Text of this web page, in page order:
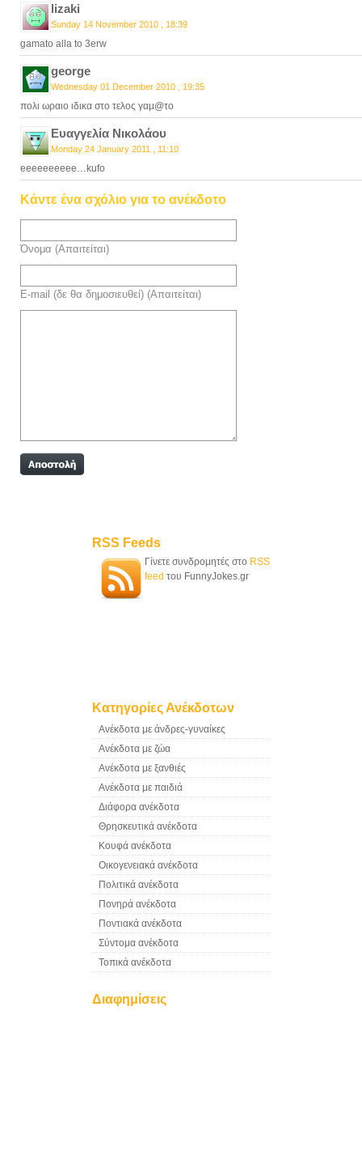
lizaki
Sunday 14 November 2010 , 18:39
gamato alla to 3erw
george
Wednesday 01 December 2010 , 19:35
πολι ωραιο ιδικα στο τελος γαμ@το
Ευαγγελία Νικολάου
Monday 24 January 2011 , 11:10
eeeeeeeeee…kufo
Κάντε ένα σχόλιο για το ανέκδοτο
Όνομα (Απαιτείται)
E-mail (δε θα δημοσιευθεί) (Απαιτείται)
RSS Feeds
Γίνετε συνδρομητές στο RSS
feed του FunnyJokes.gr
Κατηγορίες Ανέκδοτων
Ανέκδοτα με άνδρες-γυναίκες
Ανέκδοτα με ζώα
Ανέκδοτα με ξανθιές
Ανέκδοτα με παιδιά
Διάφορα ανέκδοτα
Θρησκευτικά ανέκδοτα
Κουφά ανέκδοτα
Οικογενειακά ανέκδοτα
Πολιτικά ανέκδοτα
Πονηρά ανέκδοτα
Ποντιακά ανέκδοτα
Σύντομα ανέκδοτα
Τοπικά ανέκδοτα
Διαφημίσεις